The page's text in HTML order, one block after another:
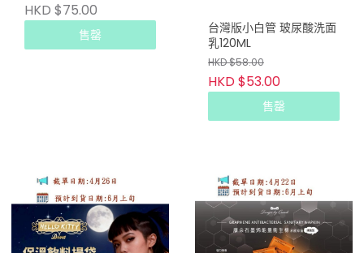
HKD $75.00
售罄
台灣版小白管 玻尿酸洗面
乳120ML
HKD $58.00
HKD $53.00
售罄